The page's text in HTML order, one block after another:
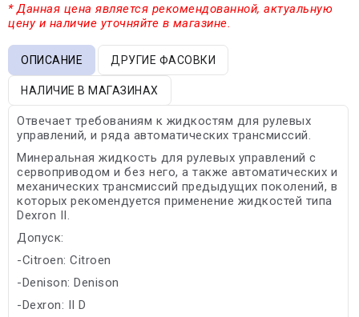
* Данная цена является рекомендованной, актуальную
цену и наличие уточняйте в магазине.
ОПИСАНИЕ ДРУГИЕ ФАСОВКИ
НАЛИЧИЕ В МАГАЗИНАХ
Отвечает требованиям к жидкостям для рулевых
управлений, и ряда автоматических трансмиссий.
Минеральная жидкость для рулевых управлений с
сервоприводом и без него, а также автоматических и
механических трансмиссий предыдущих поколений, в
которых рекомендуется применение жидкостей типа
Dexron II.
Допуск:
-Citroen: Citroen
-Denison: Denison
-Dexron: II D